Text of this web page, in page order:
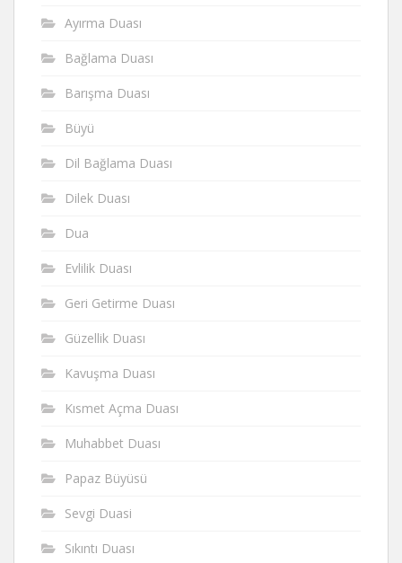
Ayırma Duası
Bağlama Duası
Barışma Duası
Büyü
Dil Bağlama Duası
Dilek Duası
Dua
Evlilik Duası
Geri Getirme Duası
Güzellik Duası
Kavuşma Duası
Kısmet Açma Duası
Muhabbet Duası
Papaz Büyüsü
Sevgi Duasi
Sıkıntı Duası